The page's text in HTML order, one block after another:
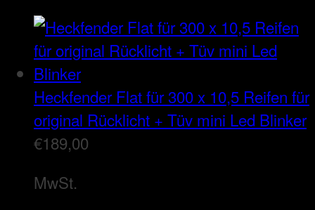
Heckfender Flat für 300 x 10,5 Reifen für
original Rücklicht + Tüv mini Led Blinker
€189,00
MwSt.